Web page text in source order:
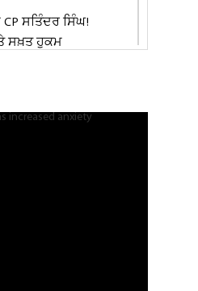
ਸਤਿੰਦਰ ਸਿੰਘ!
ਸਖ਼ਤ ਹੁਕਮ